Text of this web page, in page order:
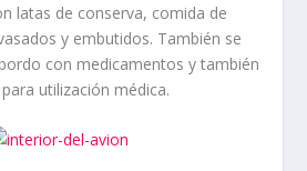
latas de conserva, comida de
y embutidos. También se
con medicamentos y también
utilización médica.